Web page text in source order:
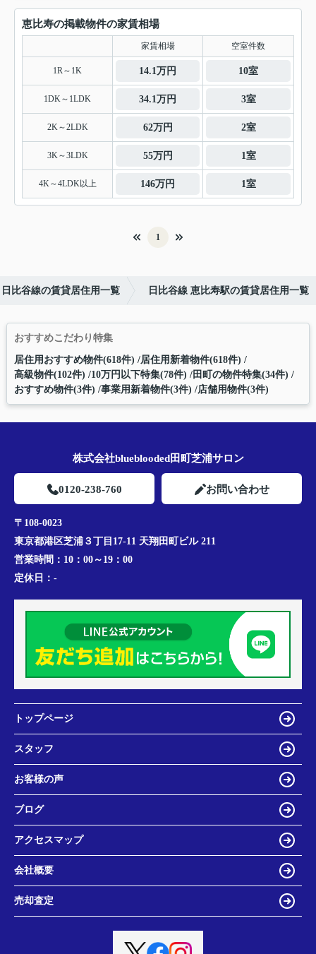
恵比寿の掲載物件の家賃相場
家賃相場 空室件数
1R～1K 14.1万円 10室
1DK～1LDK 34.1万円 3室
2K～2LDK 62万円 2室
3K～3LDK 55万円 1室
4K～4LDK以上 146万円 1室
1
日比谷線の賃貸居住用一覧 日比谷線 恵比寿駅の賃貸居住用一覧
おすすめこだわり特集
居住用おすすめ物件(618件) 居住用新着物件(618件)
高級物件(102件) 10万円以下特集(78件) 田町の物件特集(34件)
おすすめ物件(3件) 事業用新着物件(3件) 店舗用物件(3件)
株式会社blueblooded田町芝浦サロン
0120-238-760 お問い合わせ
〒108-0023
東京都港区芝浦３丁目17-11 天翔田町ビル 211
営業時間： 10：00～19：00
定休日： -
トップページ
スタッフ
お客様の声
ブログ
アクセスマップ
会社概要
売却査定